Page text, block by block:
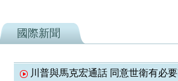
國際新聞
川普與馬克宏通話 同意世衛有必